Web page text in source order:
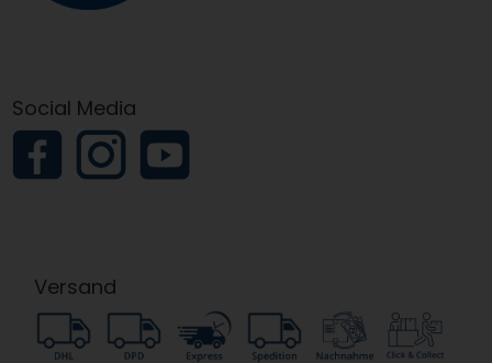
Social Media
Versand